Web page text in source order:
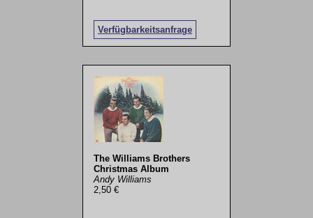
Verfügbarkeitsanfrage
The Williams Brothers
Christmas Album
Andy Williams
2,50 €